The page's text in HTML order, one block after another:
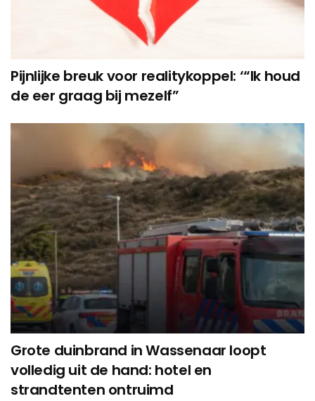
Pijnlijke breuk voor realitykoppel: ‘“Ik houd
de eer graag bij mezelf”
Grote duinbrand in Wassenaar loopt
volledig uit de hand: hotel en
strandtenten ontruimd